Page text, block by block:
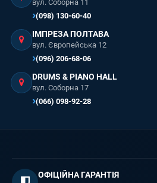
вул. Соборна 11
(098) 130-60-40
ІМПРЕЗА ПОЛТАВА
вул. Європейська 12
(096) 206-68-06
DRUMS & PIANO HALL
вул. Соборна 17
(066) 098-92-28
ОФІЦІЙНА ГАРАНТІЯ